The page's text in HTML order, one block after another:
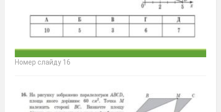
Номер слайду 16